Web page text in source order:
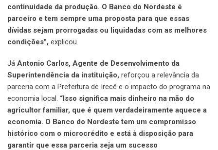
continuidade da produção. O Banco do Nordeste é
parceiro e tem sempre uma proposta para que essas
dívidas sejam prorrogadas ou liquidadas com as melhores
condições”, explicou.
Já Antonio Carlos, Agente de Desenvolvimento da
Superintendência da instituição, reforçou a relevância da
parceria com a Prefeitura de Irecê e o impacto do programa na
economia local. “Isso significa mais dinheiro na mão do
agricultor familiar, que é quem verdadeiramente aquece a
economia. O Banco do Nordeste tem um compromisso
histórico com o microcrédito e está à disposição para
garantir que essa parceria seja um sucesso